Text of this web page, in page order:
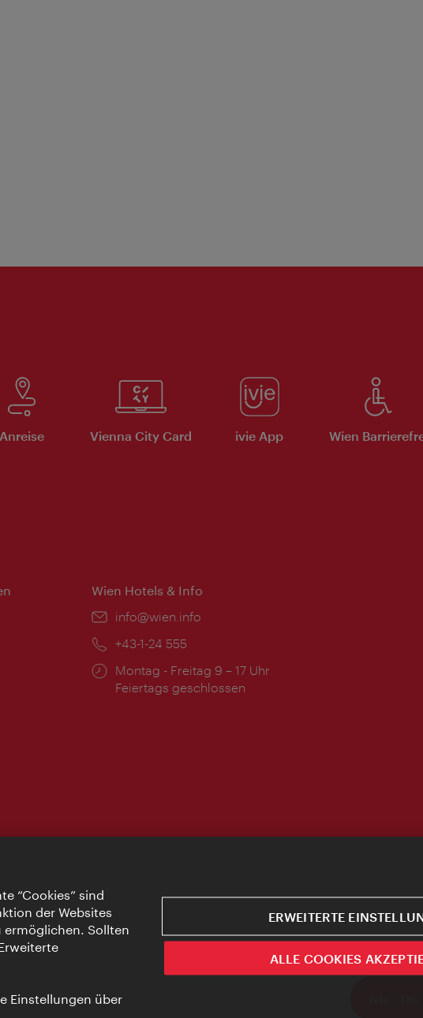
Anreise Vienna City Card ivie App Wien
Wien Hotels & Info
Email:
info@wien.info
Telefon:
+43-1-24 555
Öffnungszeiten:
Montag - Freitag 9 – 17 Uhr
Feiertags geschlossen
“Cookies” sind
der Websites
ermöglichen. Sollten
Einstellungen über
ERWEITERTE
ALLE COOKIES